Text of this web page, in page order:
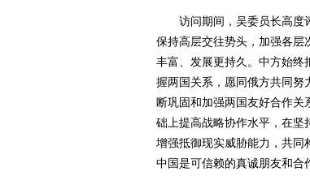
访问期间，吴委员长高度评
保持高层交往势头，加强各层
丰富、发展更持久。中方始终
握两国关系，愿同俄方共同努
断巩固和加强两国友好合作
础上提高战略协作水平，在坚
增强抵御现实威胁能力，共同
中国是可信赖的真诚朋友和合